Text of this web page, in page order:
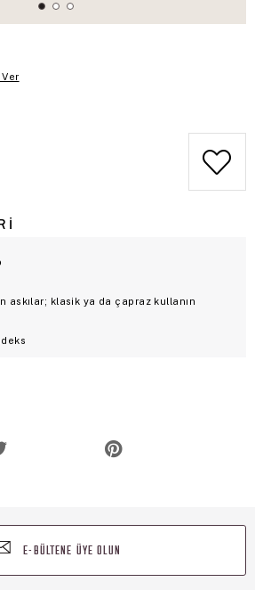
askılar; klasik ya da çapraz kullanın
E-BÜLTENE ÜYE OLUN